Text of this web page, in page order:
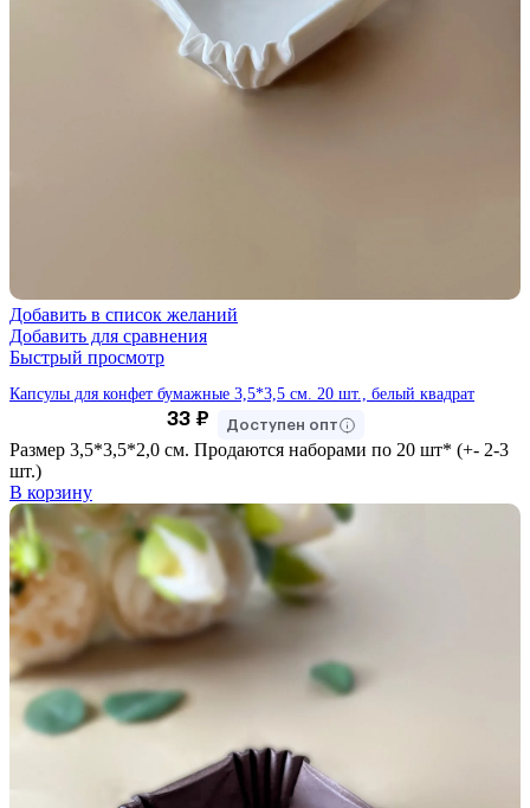
Добавить в список желаний
Добавить для сравнения
Быстрый просмотр
Капсулы для конфет бумажные 3,5*3,5 см. 20 шт., белый квадрат
33 ₽ Доступен опт
Размер 3,5*3,5*2,0 см. Продаются наборами по 20 шт* (+- 2-3
шт.)
В корзину